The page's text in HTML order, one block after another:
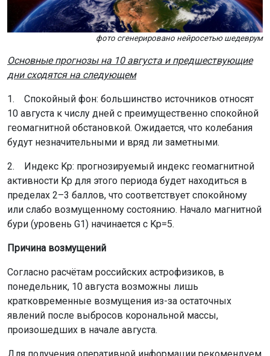
фото сгенерировано нейросетью шедеврум
Основные прогнозы на 10 августа и предшествующие
дни сходятся на следующем
1. Спокойный фон: большинство источников относят
10 августа к числу дней с преимущественно спокойной
геомагнитной обстановкой. Ожидается, что колебания
будут незначительными и вряд ли заметными.
2. Индекс Kp: прогнозируемый индекс геомагнитной
активности Kp для этого периода будет находиться в
пределах 2–3 баллов, что соответствует спокойному
или слабо возмущенному состоянию. Начало магнитной
бури (уровень G1) начинается с Kp=5.
Причина возмущений
Согласно расчётам российских астрофизиков, в
понедельник, 10 августа возможны лишь
кратковременные возмущения из-за остаточных
явлений после выбросов корональной массы,
произошедших в начале августа.